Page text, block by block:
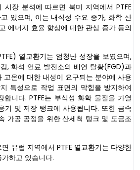
시장 분석에 따르면 북미 지역에서 PTFE
있으며, 이는 내식성 수요 증가, 화학 산
에너지 효율 향상에 대한 관심 증가 등의
열교환기는 엄청난 성장을 보였으며,
, 화석 연료 발전소의 배연 탈황(FGD)과
고온에 대한 내성이 요구되는 분야에 사용
특성으로 작업 표면의 막힘을 방지하여
니다. PTFE는 부식성 화학 물질을 가열
기 및 저장 탱크에 사용됩니다. 또한 금속
가공 공정을 위한 산세척 탱크 및 도금조
유럽 ​​지역에서 PTFE 열교환기는 다양한
하고 있습니다.